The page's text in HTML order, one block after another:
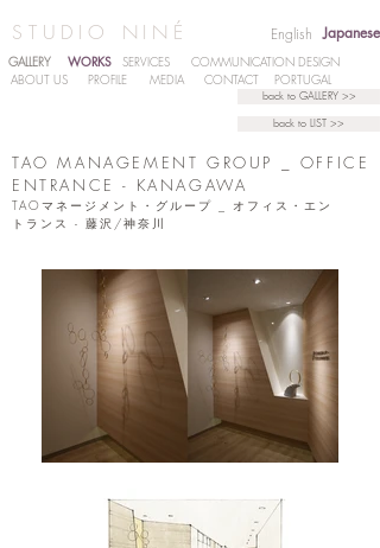
STUDIO NINÉ English Japanese
GALLERY WORKS SERVICES
COMMUNICATION DESIGN
ABOUT US
PROFILE MEDIA CONTACT PORTUGAL
back to GALLERY >>
back to LIST >>
TAO MANAGEMENT GROUP _ OFFICE
ENTRANCE - KANAGAWA
TAOマネージメント・グループ _ オフィス・エン
トランス - 藤沢/神奈川